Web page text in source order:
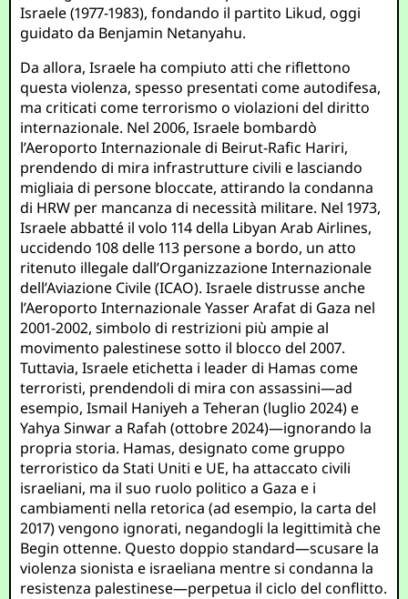
Israele (1977-1983), fondando il partito Likud, oggi
guidato da Benjamin Netanyahu.
Da allora, Israele ha compiuto atti che riflettono
questa violenza, spesso presentati come autodifesa,
ma criticati come terrorismo o violazioni del diritto
internazionale. Nel 2006, Israele bombardò
l’Aeroporto Internazionale di Beirut-Rafic Hariri,
prendendo di mira infrastrutture civili e lasciando
migliaia di persone bloccate, attirando la condanna
di HRW per mancanza di necessità militare. Nel 1973,
Israele abbatté il volo 114 della Libyan Arab Airlines,
uccidendo 108 delle 113 persone a bordo, un atto
ritenuto illegale dall’Organizzazione Internazionale
dell’Aviazione Civile (ICAO). Israele distrusse anche
l’Aeroporto Internazionale Yasser Arafat di Gaza nel
2001-2002, simbolo di restrizioni più ampie al
movimento palestinese sotto il blocco del 2007.
Tuttavia, Israele etichetta i leader di Hamas come
terroristi, prendendoli di mira con assassini—ad
esempio, Ismail Haniyeh a Teheran (luglio 2024) e
Yahya Sinwar a Rafah (ottobre 2024)—ignorando la
propria storia. Hamas, designato come gruppo
terroristico da Stati Uniti e UE, ha attaccato civili
israeliani, ma il suo ruolo politico a Gaza e i
cambiamenti nella retorica (ad esempio, la carta del
2017) vengono ignorati, negandogli la legittimità che
Begin ottenne. Questo doppio standard—scusare la
violenza sionista e israeliana mentre si condanna la
resistenza palestinese—perpetua il ciclo del conflitto.